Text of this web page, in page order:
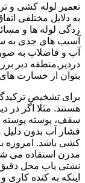
تعمیر لوله کشی و
به دلایل مختلفی
زدگی لوله ها و
آسیب های جدی به
آب و فاضلاب به
دردیر,منطقه دیر
بتوان از خسارت
برای تشخیص
هستند. مثلا اگر در
سقف، پوسته پوسته
فشار آب بدون دلیل
کشی باشد. امروزه
مدرن استفاده می
نشتی یاب محل
اینکه به کنده کاری